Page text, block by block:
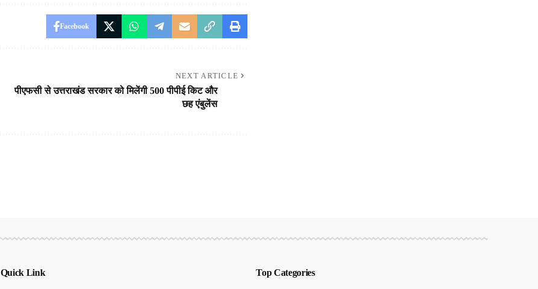
Facebook
NEXT ARTICLE
पीएफसी से उत्तराखंड सरकार को मिलेंगी 500 पीपीई किट और
छह एंबुलेंस
Quick Link Top Categories